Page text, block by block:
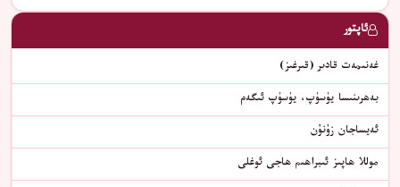
ئاپتور
غەنىمەت قادىر (قىرغىز)
بەھرىنىسا يۈسۈپ، يۈسۈپ ئىگەم
ئەيساجان زۇنۇن
موللا ھاپىز ئىبراھىم ھاجى ئوغلى